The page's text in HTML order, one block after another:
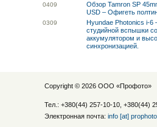
0409
Обзор Tamron SP
USD – Офигеть
0309
Hyundae Photonics i-6
студийной вспышки
аккумулятором и
синхронизацией.
Copyright © 2026 ООО «Профото»
Тел.: +380(44) 257-10-10, +380(44)
Электронная почта: info [at]